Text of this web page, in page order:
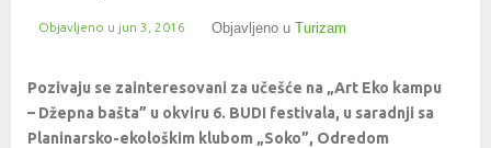
Objavljeno u jun 3, 2016 Objavljeno u Turizam
Pozivaju se zainteresovani za učešće na „Art Eko kampu
– Džepna bašta” u okviru 6. BUDI festivala, u saradnji sa
Planinarsko-ekološkim klubom „Soko”, Odredom